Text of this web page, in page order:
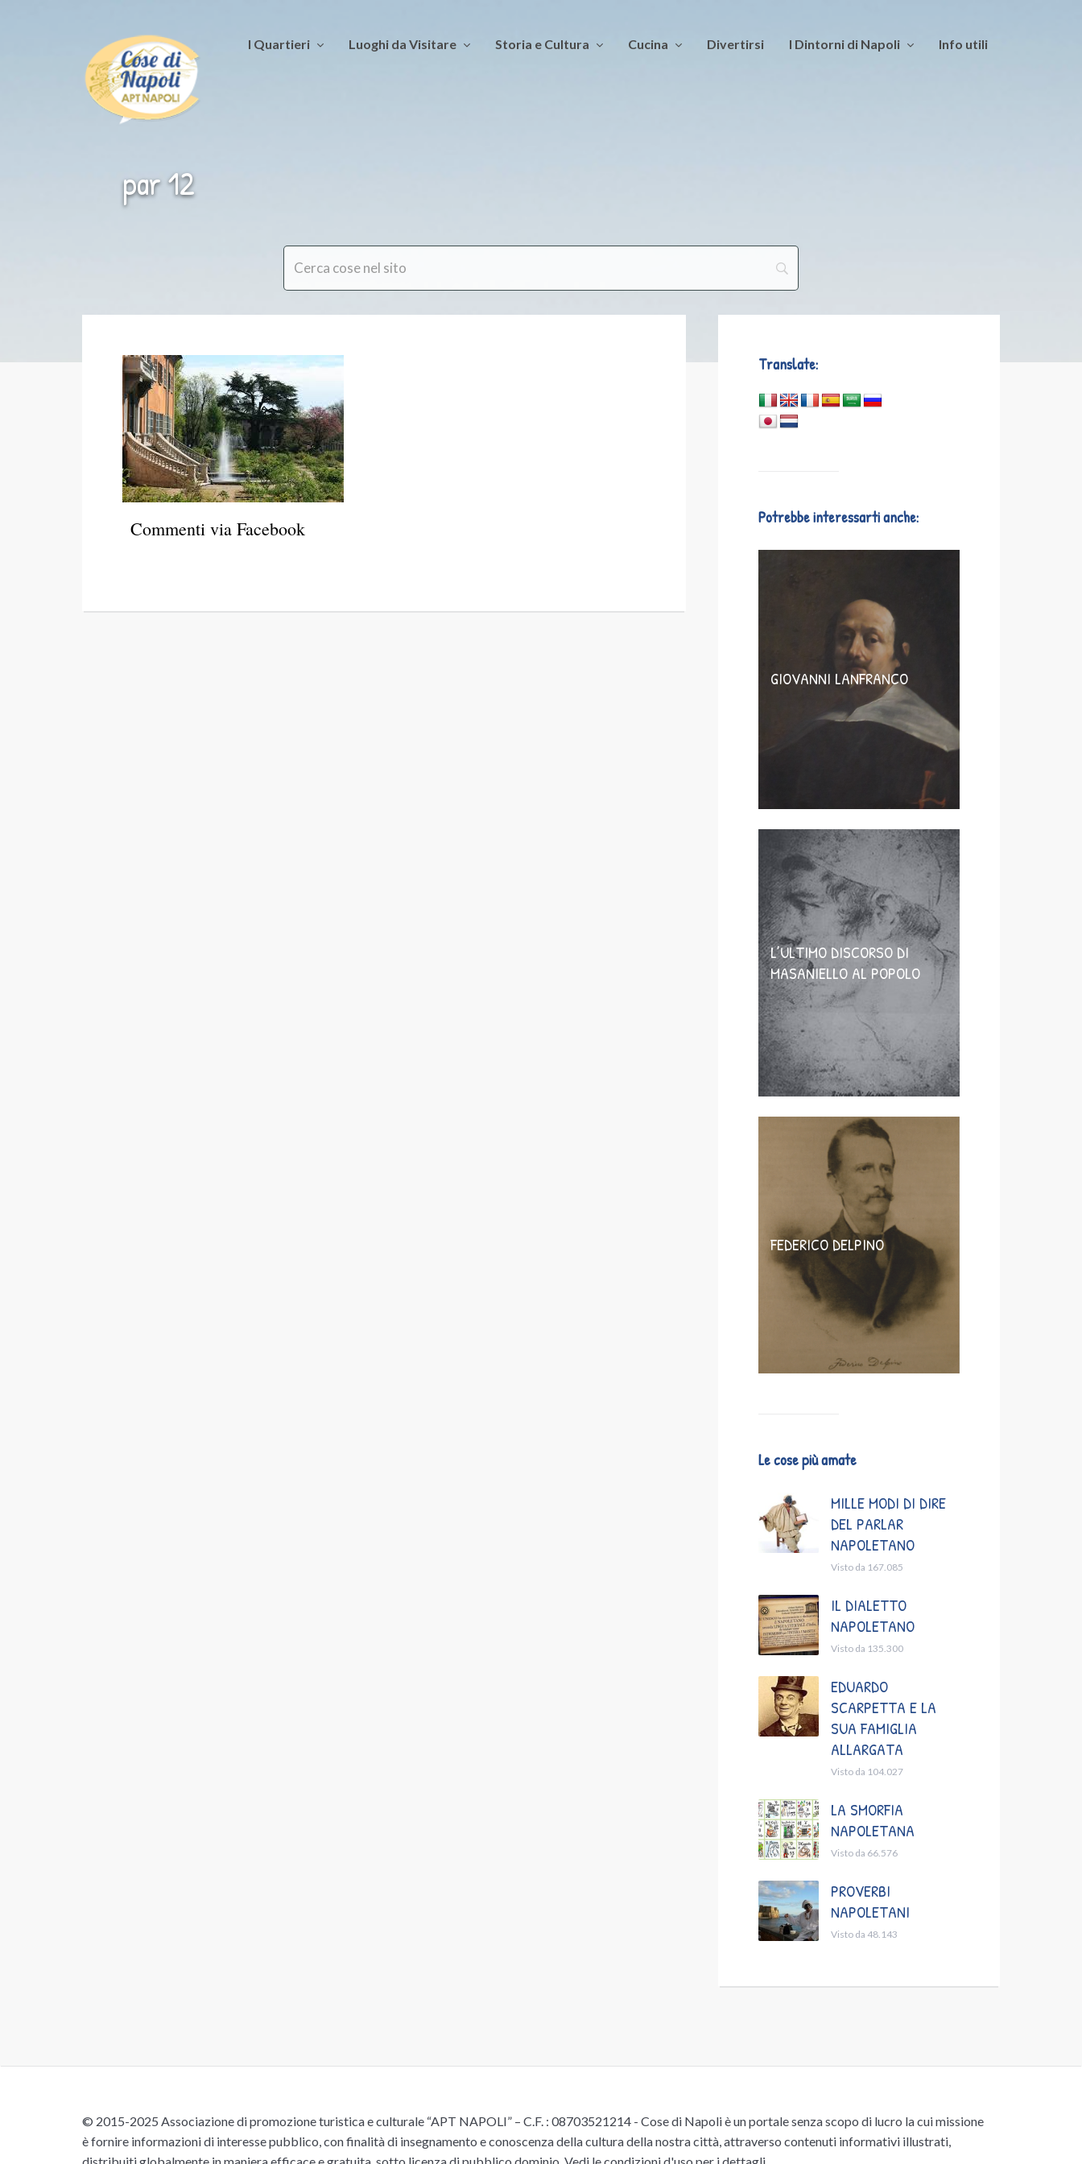
I Quartieri Luoghi da Visitare Storia e Cultura Cucina Divertirsi I Dintorni di Napoli Info utili
par 12
Commenti via Facebook
Translate:
Potrebbe interessarti anche:
GIOVANNI LANFRANCO
L’ULTIMO DISCORSO DI
MASANIELLO AL POPOLO
FEDERICO DELPINO
Le cose più amate
MILLE MODI DI DIRE
DEL PARLAR
NAPOLETANO
Visto da 167.085
IL DIALETTO
NAPOLETANO
Visto da 135.300
EDUARDO
SCARPETTA E LA
SUA FAMIGLIA
ALLARGATA
Visto da 104.027
LA SMORFIA
NAPOLETANA
Visto da 66.576
PROVERBI
NAPOLETANI
Visto da 48.143
© 2015-2025 Associazione di promozione turistica e culturale “APT NAPOLI” – C.F. : 08703521214 - Cose di Napoli è un portale senza scopo di lucro la cui missione
è fornire informazioni di interesse pubblico, con finalità di insegnamento e conoscenza della cultura della nostra città, attraverso contenuti informativi illustrati,